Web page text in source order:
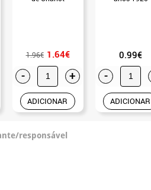
1.96€ 1.64€
- +
ADICIONAR
0.99€
-
ADICIONAR
responsável